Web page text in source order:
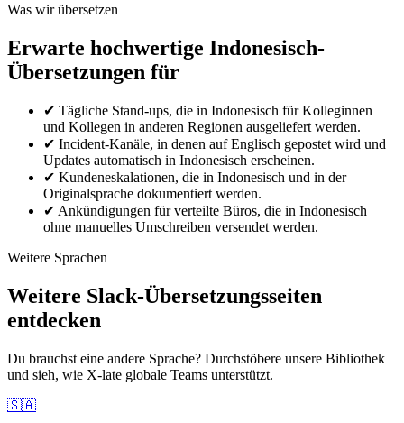
Was wir übersetzen
Erwarte hochwertige Indonesisch-
Übersetzungen für
✔ Tägliche Stand-ups, die in Indonesisch für Kolleginnen
und Kollegen in anderen Regionen ausgeliefert werden.
✔ Incident-Kanäle, in denen auf Englisch gepostet wird und
Updates automatisch in Indonesisch erscheinen.
✔ Kundeneskalationen, die in Indonesisch und in der
Originalsprache dokumentiert werden.
✔ Ankündigungen für verteilte Büros, die in Indonesisch
ohne manuelles Umschreiben versendet werden.
Weitere Sprachen
Weitere Slack-Übersetzungsseiten
entdecken
Du brauchst eine andere Sprache? Durchstöbere unsere Bibliothek
und sieh, wie X-late globale Teams unterstützt.
🇸🇦